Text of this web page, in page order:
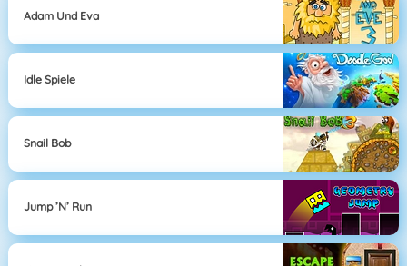
Adam Und Eva
Idle Spiele
Snail Bob
Jump ’n’ Run